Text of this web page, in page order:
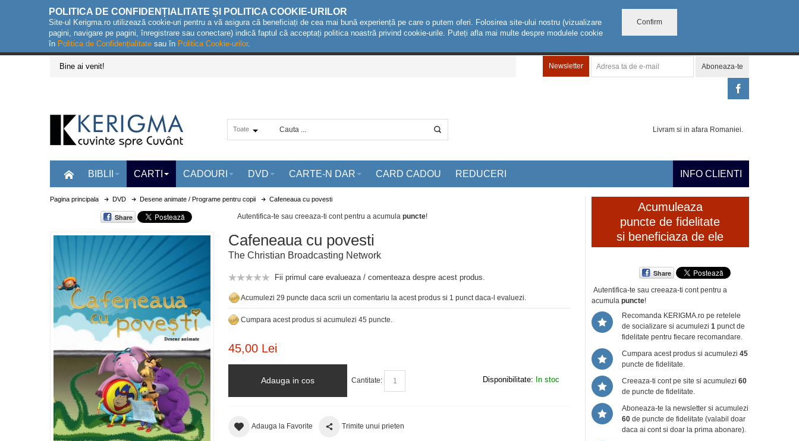
POLITICA DE CONFIDENȚIALITATE ȘI POLITICA COOKIE-URILOR
Site-ul Kerigma.ro utilizează cookie-uri pentru a vă asigura că beneficiați de cea mai bună experiență pe care o putem oferi. Folosirea site-ului nostru (vizualizare
pagini, navigare pe pagini, înregistrare sau conectare) indică faptul că acceptați politica noastră privind cookie-urile. Puteți afla mai multe despre modulele cookie
în Politica de Confidențialitate sau în Politica Cookie-urilor.
Confirm
Bine ai venit! Newsletter Aboneaza-te
Toate Livram si in afara Romaniei.
BIBLII CARTI CADOURI DVD CARTE-N DAR CARD CADOU REDUCERI INFO CLIENTI
Pagina principala DVD Desene animate / Programe pentru copii Cafeneaua cu povesti
Share Autentifica-te sau creeaza-ti cont pentru a acumula puncte!
Cafeneaua cu povesti
The Christian Broadcasting Network
Fii primul care evalueaza / comenteaza despre acest produs.
Acumulezi 29 puncte daca scrii un comentariu la acest produs si 1 punct daca-l evaluezi.
Cumpara acest produs si acumulezi 45 puncte.
45,00 Lei
Cantitate:
Adauga in cos Disponibilitate: In stoc
Adauga la Favorite Trimite unui prieten
Acumuleaza
puncte de fidelitate
si beneficiaza de ele
Share
Autentifica-te sau creeaza-ti contpentru a
acumula puncte!
Recomanda KERIGMA.ro pe retelele
de socializare si acumulezi 1 punct de
fidelitate pentru fiecare recomandare.
Cumpara acest produs si acumulezi 45
puncte de fidelitate.
Creeaza-ti cont pe site si acumulezi 60
de puncte de fidelitate.
Aboneaza-te la newsletter si acumulezi
60de puncte de fidelitate (valabil doar
daca ai cont si doar la prima abonare).